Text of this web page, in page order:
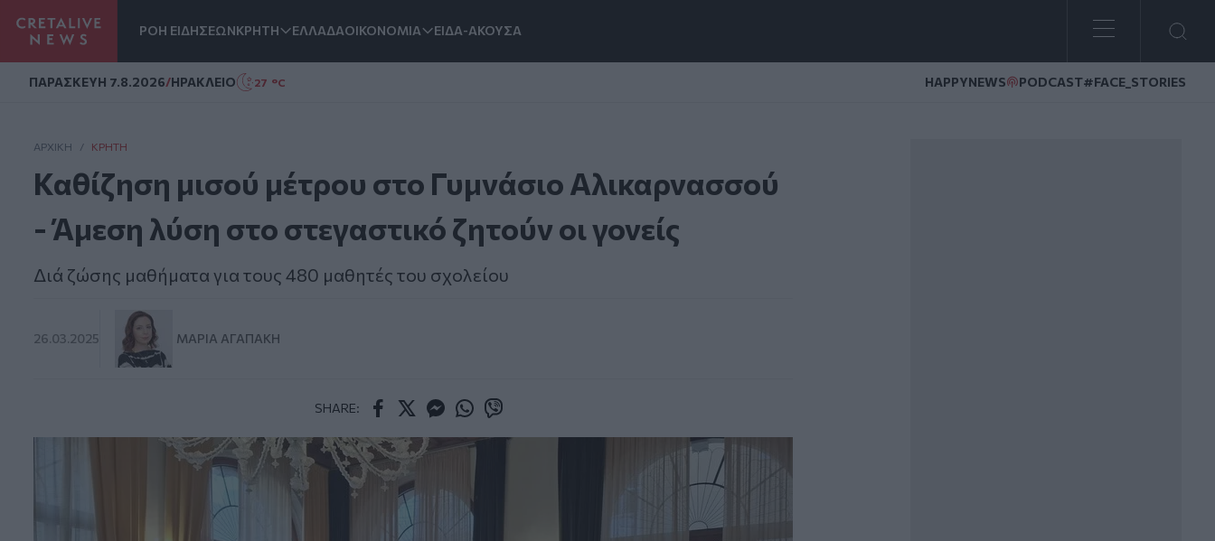
ΡΟΗ ΕΙΔΗΣΕΩΝΚΡΗΤΗ ΕΛΛΑΔΑΟΙΚΟΝΟΜΙΑ ΕΙΔΑ-ΑΚΟΥΣΑ
ΠΑΡΑΣΚΕΥΗ 7.8.2026/ΗΡΑΚΛΕΙΟ 27 °C HAPPYNEWS PODCAST#FACE_STORIES
ΑΡΧΙΚΗ / ΚΡΉΤΗ
Καθίζηση μισού μέτρου στο Γυμνάσιο Αλικαρνασσού
- Άμεση λύση στο στεγαστικό ζητούν οι γονείς
Διά ζώσης μαθήματα για τους 480 μαθητές του σχολείου
26.03.2025 ΜΑΡΊΑ ΑΓΑΠΆΚΗ
SHARE: